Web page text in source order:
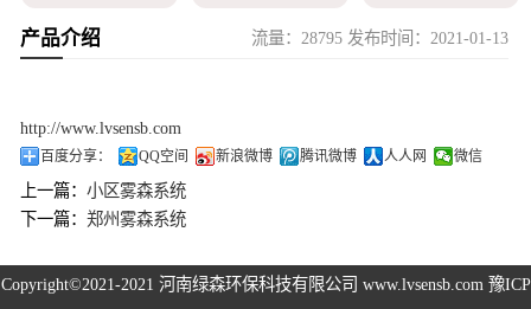
小区喷雾设备 高空除尘雾桩 广场音乐喷泉
产品介绍 流量：28795 发布时间：2021-01-13
http://www.lvsensb.com
百度分享： QQ空间 新浪微博 腾讯微博 人人网 微信
上一篇：小区雾森系统
下一篇：郑州雾森系统
Copyright©2021-2021 河南绿森环保科技有限公司 www.lvsensb.com 豫ICP
景观人造雾系统
降尘喷雾设备
小区喷雾设备
广场音乐喷泉